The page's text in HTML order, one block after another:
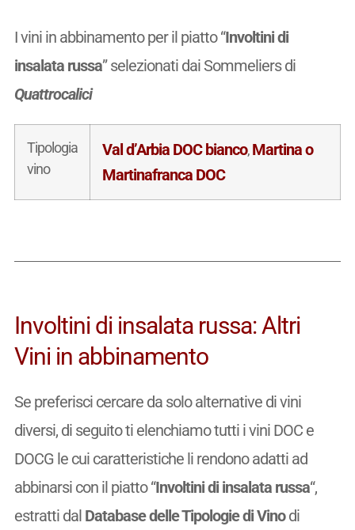
I vini in abbinamento per il piatto “Involtini di
insalata russa” selezionati dai Sommeliers di
Quattrocalici
Tipologia
vino
Val d’Arbia DOC bianco,Martina o
Martinafranca DOC
Involtini di insalata russa: Altri
Vini in abbinamento
Se preferisci cercare da solo alternative di vini
diversi, di seguito ti elenchiamo tutti i vini DOC e
DOCG le cui caratteristiche li rendono adatti ad
abbinarsi con il piatto “Involtini di insalata russa“,
estratti dal Database delle Tipologie di Vinodi